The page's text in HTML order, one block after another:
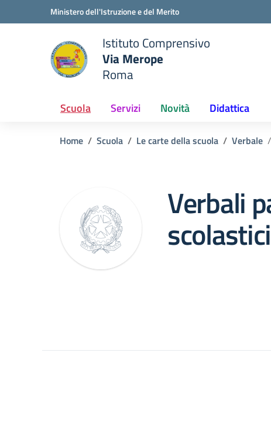
Vai ai contenuti
Vai al menu di navigazioneMinistero dell'Istruzione e del Merito
scuola
Istituto Comprensivo
Via Merope
Roma
Scuola Servizi Novità Didattica
Home Scuola Le carte della scuola Verbale
Verbali
scolastici